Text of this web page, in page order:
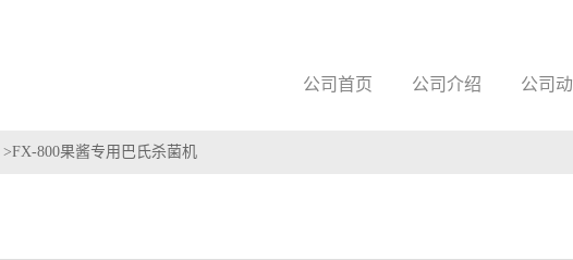
公司首页 公司介绍 公司
>FX-800果酱专用巴氏杀菌机